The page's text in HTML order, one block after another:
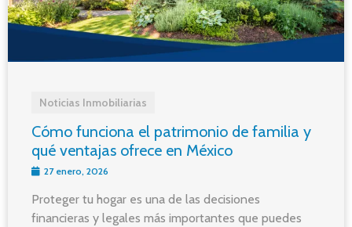
Noticias Inmobiliarias
Cómo funciona el patrimonio de familia y
qué ventajas ofrece en México
27 enero, 2026
Proteger tu hogar es una de las decisiones
financieras y legales más importantes que puedes